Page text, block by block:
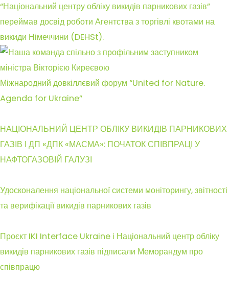
“Національний центру обліку викидів парникових газів”
переймав досвід роботи Агентства з торгівлі квотами на
викиди Німеччини (DEHSt).
Міжнародний довкіллєвий форум “United for Nature.
Agenda for Ukraine”
НАЦІОНАЛЬНИЙ ЦЕНТР ОБЛІКУ ВИКИДІВ ПАРНИКОВИХ
ГАЗІВ І ДП «ДПК «МАСМА»: ПОЧАТОК СПІВПРАЦІ У
НАФТОГАЗОВІЙ ГАЛУЗІ
Удосконалення національної системи моніторингу, звітності
та верифікації викидів парникових газів
Проєкт IKI Interface Ukraine і Національний центр обліку
викидів парникових газів підписали Меморандум про
співпрацю